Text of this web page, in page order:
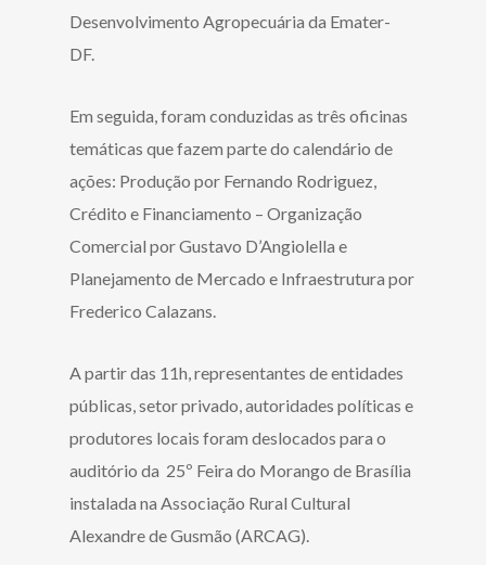
Desenvolvimento Agropecuária da Emater-
DF.
Em seguida, foram conduzidas as três oficinas
temáticas que fazem parte do calendário de
ações: Produção por Fernando Rodriguez,
Crédito e Financiamento – Organização
Comercial por Gustavo D’Angiolella e
Planejamento de Mercado e Infraestrutura por
Frederico Calazans.
A partir das 11h, representantes de entidades
públicas, setor privado, autoridades políticas e
produtores locais foram deslocados para o
auditório da 25º Feira do Morango de Brasília
instalada na Associação Rural Cultural
Alexandre de Gusmão (ARCAG).